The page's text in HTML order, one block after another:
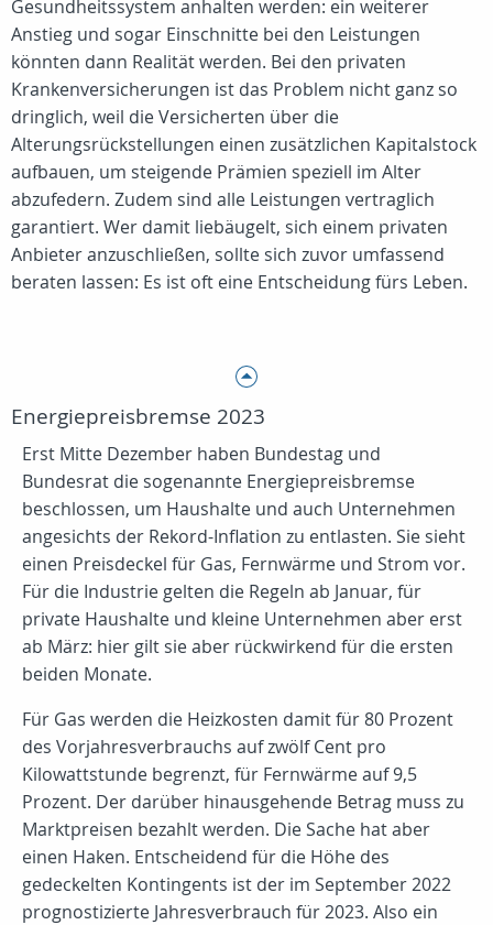
Gesundheitssystem anhalten werden: ein weiterer
Anstieg und sogar Einschnitte bei den Leistungen
könnten dann Realität werden. Bei den privaten
Krankenversicherungen ist das Problem nicht ganz so
dringlich, weil die Versicherten über die
Alterungsrückstellungen einen zusätzlichen Kapitalstock
aufbauen, um steigende Prämien speziell im Alter
abzufedern. Zudem sind alle Leistungen vertraglich
garantiert. Wer damit liebäugelt, sich einem privaten
Anbieter anzuschließen, sollte sich zuvor umfassend
beraten lassen: Es ist oft eine Entscheidung fürs Leben.
Energiepreisbremse 2023
Erst Mitte Dezember haben Bundestag und
Bundesrat die sogenannte Energiepreisbremse
beschlossen, um Haushalte und auch Unternehmen
angesichts der Rekord-Inflation zu entlasten. Sie sieht
einen Preisdeckel für Gas, Fernwärme und Strom vor.
Für die Industrie gelten die Regeln ab Januar, für
private Haushalte und kleine Unternehmen aber erst
ab März: hier gilt sie aber rückwirkend für die ersten
beiden Monate.
Für Gas werden die Heizkosten damit für 80 Prozent
des Vorjahresverbrauchs auf zwölf Cent pro
Kilowattstunde begrenzt, für Fernwärme auf 9,5
Prozent. Der darüber hinausgehende Betrag muss zu
Marktpreisen bezahlt werden. Die Sache hat aber
einen Haken. Entscheidend für die Höhe des
gedeckelten Kontingents ist der im September 2022
prognostizierte Jahresverbrauch für 2023. Also ein